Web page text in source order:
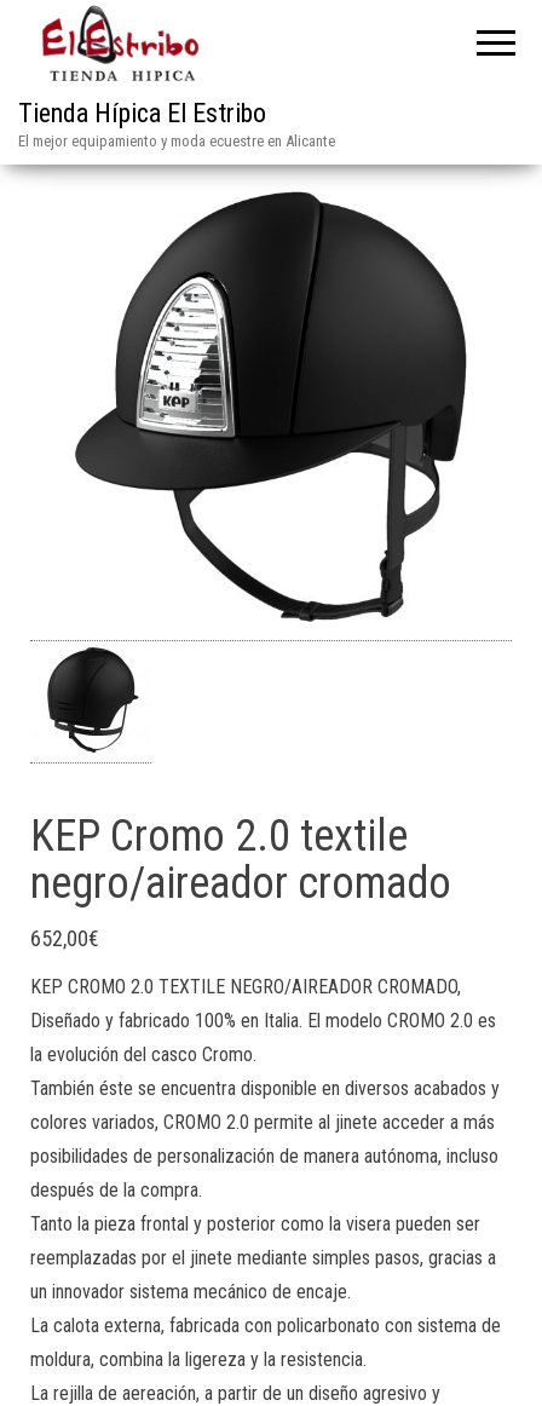
Tienda Hípica El Estribo
El mejor equipamiento y moda ecuestre en Alicante
KEP Cromo 2.0 textile
negro/aireador cromado
652,00€
KEP CROMO 2.0 TEXTILE NEGRO/AIREADOR CROMADO,
Diseñado y fabricado 100% en Italia. El modelo CROMO 2.0 es
la evolución del casco Cromo.
También éste se encuentra disponible en diversos acabados y
colores variados, CROMO 2.0 permite al jinete acceder a más
posibilidades de personalización de manera autónoma, incluso
después de la compra.
Tanto la pieza frontal y posterior como la visera pueden ser
reemplazadas por el jinete mediante simples pasos, gracias a
un innovador sistema mecánico de encaje.
La calota externa, fabricada con policarbonato con sistema de
moldura, combina la ligereza y la resistencia.
La rejilla de aereación, a partir de un diseño agresivo y